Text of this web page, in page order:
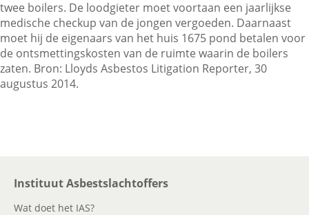
Zoeken
twee boilers. De loodgieter moet voortaan een jaarlijkse
medische checkup van de jongen vergoeden. Daarnaast
moet hij de eigenaars van het huis 1675 pond betalen voor
de ontsmettingskosten van de ruimte waarin de boilers
zaten. Bron: Lloyds Asbestos Litigation Reporter, 30
augustus 2014.
Instituut Asbestslachtoffers
Wat doet het IAS?